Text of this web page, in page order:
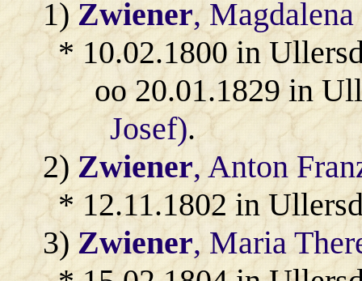
1)Zwiener,
* 10.02.1800 in
oo 20.01.1829 in
Josef).
2)Zwiener, Anton
* 12.11.1802 in
3)Zwiener, Maria